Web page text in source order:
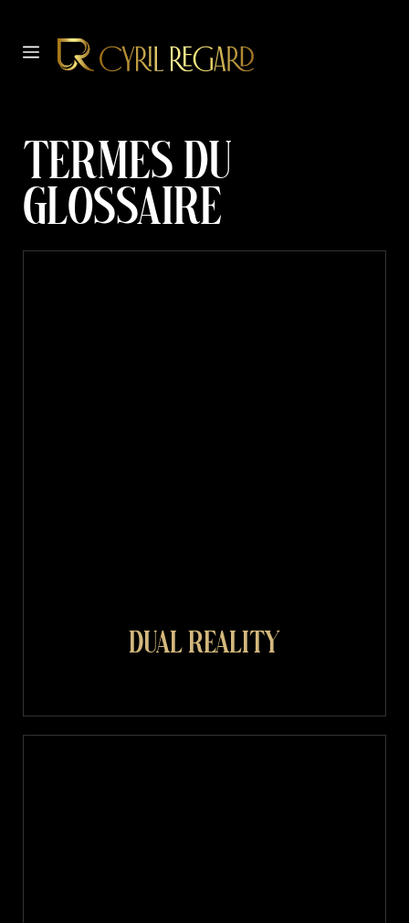
contenuMENU
Termes du
glossaire
Dual Reality